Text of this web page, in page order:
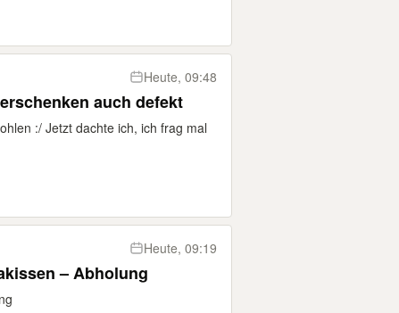
Heute, 09:48
auch defekt
:/ Jetzt dachte ich, ich frag mal
Heute, 09:19
– Abholung